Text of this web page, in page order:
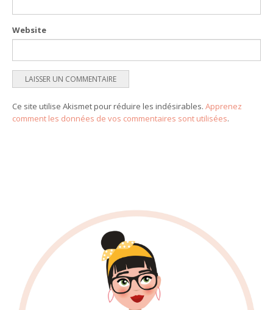
Website
Ce site utilise Akismet pour réduire les indésirables. Apprenez
comment les données de vos commentaires sont utilisées.